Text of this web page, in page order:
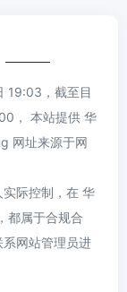
19:03，截至目
， 本站提供 华
网址来源于网
际控制，在 华
都属于合规合
网站管理员进